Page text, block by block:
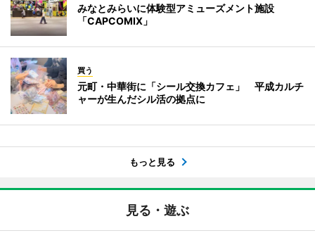
みなとみらいに体験型アミューズメント施設
「CAPCOMIX」
買う
元町・中華街に「シール交換カフェ」 平成カルチ
ャーが生んだシル活の拠点に
もっと見る
見る・遊ぶ